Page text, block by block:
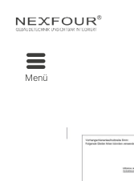
Menü